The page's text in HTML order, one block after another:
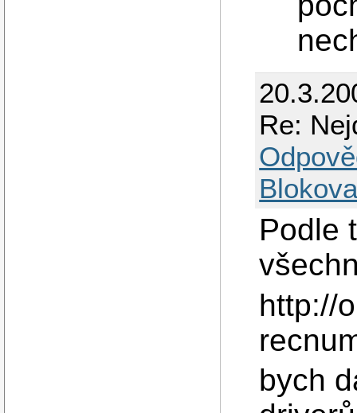
Re:
Podle
http://
bych